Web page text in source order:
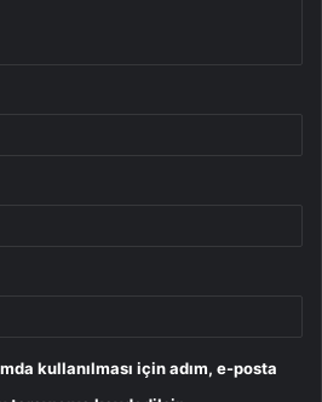
kullanılması için adım, e-posta